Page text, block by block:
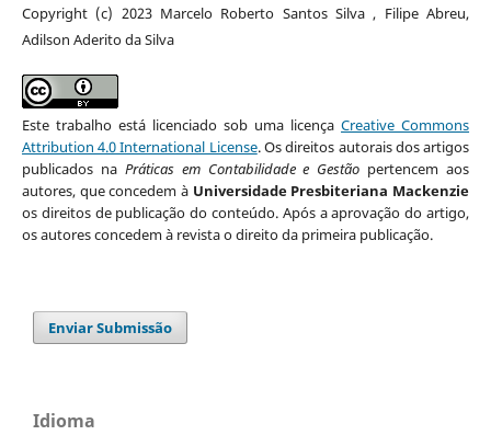
Copyright (c) 2023 Marcelo Roberto Santos Silva , Filipe Abreu,
Adilson Aderito da Silva
Este trabalho está licenciado sob uma licençaCreative Commons
Attribution 4.0 International License. Os direitos autorais dos artigos
publicados na Práticas em Contabilidade e Gestão pertencem aos
autores, que concedem à Universidade Presbiteriana Mackenzie
os direitos de publicação do conteúdo. Após a aprovação do artigo,
os autores concedem à revista o direito da primeira publicação.
Enviar Submissão
Idioma